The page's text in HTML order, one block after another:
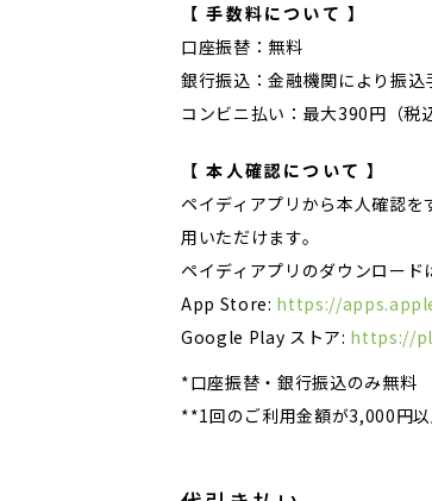
【 手数料について 】
口座振替：無料
銀行振込：金融機関により振込
コンビニ払い：最大390円（税込
【 本人確認について 】
ペイディアプリから本人確認
用いただけます。
ペイディアプリのダウンロード
App Store: https://
Google Play ストア: https://
*口座振替・銀行振込のみ無料
**1回のご利用金額が3,000円